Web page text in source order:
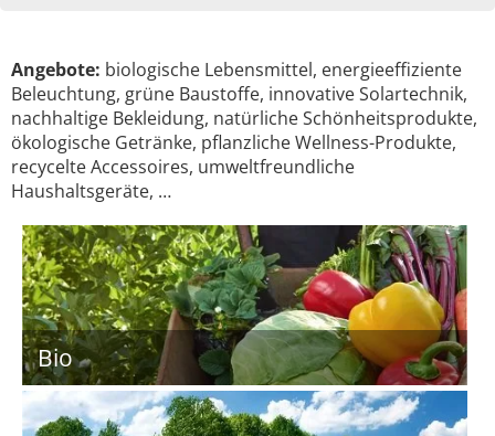
Angebote: biologische Lebensmittel, energieeffiziente
Beleuchtung, grüne Baustoffe, innovative Solartechnik,
nachhaltige Bekleidung, natürliche Schönheitsprodukte,
ökologische Getränke, pflanzliche Wellness-Produkte,
recycelte Accessoires, umweltfreundliche
Haushaltsgeräte, …
Bio